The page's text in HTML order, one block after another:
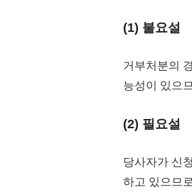
(1) 불요설
거부처분의
능성이 있으
(2) 필요설
당사자가 신
하고 있으므